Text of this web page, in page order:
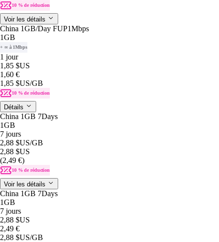
10 % de réduction
Voir les détails
China 1GB/Day FUP1Mbps
1GB
+ ∞ à 1Mbps
1 jour
1,85 $US
1,60 €
1,85 $US/GB
10 % de réduction
Détails
China 1GB 7Days
1GB
7 jours
2,88 $US/GB
2,88 $US
(2,49 €)
10 % de réduction
Voir les détails
China 1GB 7Days
1GB
7 jours
2,88 $US
2,49 €
2,88 $US/GB